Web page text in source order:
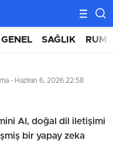
GENEL SAĞLIK RUM
- Haziran 6, 2026 22:58
AI, doğal dil iletişimi
bir yapay zeka